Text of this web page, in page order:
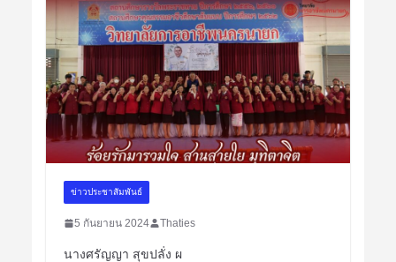
ข่าวประชาสัมพันธ์
5 กันยายน 2024 Thaties
นางศรัญญา สุขปลั่ง ผ